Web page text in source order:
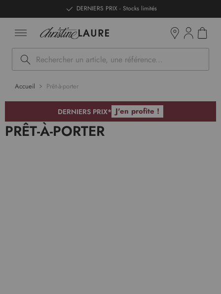
DERNIERS PRIX - Stocks limités
Rechercher
Accueil Prêt-à-porter
DERNIERS PRIX* J'en profite !
PRÊT-À-PORTER